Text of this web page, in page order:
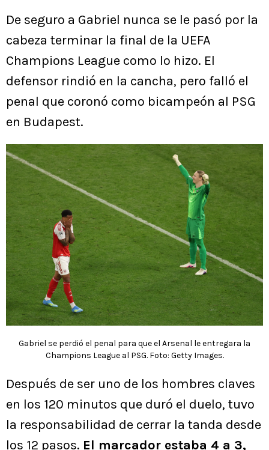
De seguro a Gabriel nunca se le pasó por la
cabeza terminar la final de la UEFA
Champions League como lo hizo. El
defensor rindió en la cancha, pero falló el
penal que coronó como bicampeón al PSG
en Budapest.
Gabriel se perdió el penal para que el Arsenal le entregara la
Champions League al PSG. Foto: Getty Images.
Después de ser uno de los hombres claves
en los 120 minutos que duró el duelo, tuvo
la responsabilidad de cerrar la tanda desde
los 12 pasos. El marcador estaba 4 a 3,